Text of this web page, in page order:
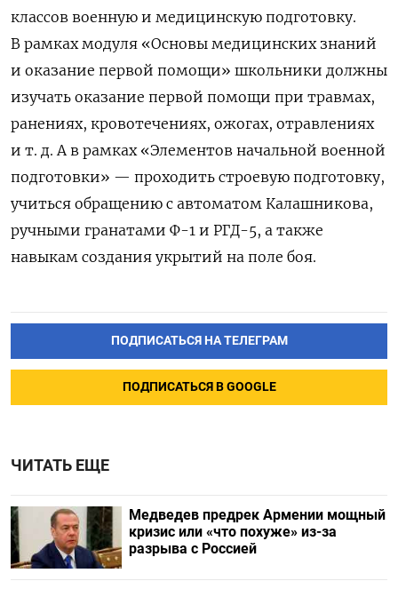
классов военную и медицинскую подготовку.
В рамках модуля «Основы медицинских знаний
и оказание первой помощи» школьники должны
изучать оказание первой помощи при травмах,
ранениях, кровотечениях, ожогах, отравлениях
и т. д. А в рамках «Элементов начальной военной
подготовки» — проходить строевую подготовку,
учиться обращению с автоматом Калашникова,
ручными гранатами Ф-1 и РГД-5, а также
навыкам создания укрытий на поле боя.
ПОДПИСАТЬСЯ НА ТЕЛЕГРАМ
ПОДПИСАТЬСЯ В GOOGLE
ЧИТАТЬ ЕЩЕ
Медведев предрек Армении мощный
кризис или «что похуже» из-за
разрыва с Россией